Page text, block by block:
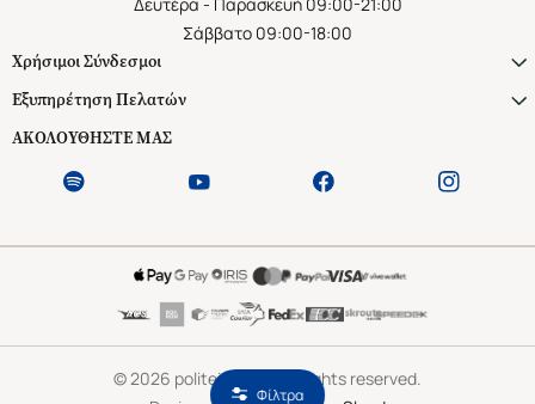
Φίλτρα
Δευτέρα - Παρασκευή 09:00-21:00
Σάββατο 09:00-18:00
Χρήσιμοι Σύνδεσμοι
Εξυπηρέτηση Πελατών
ΑΚΟΛΟΥΘΗΣΤΕ ΜΑΣ
©2026 politeianet.gr All rights reserved.